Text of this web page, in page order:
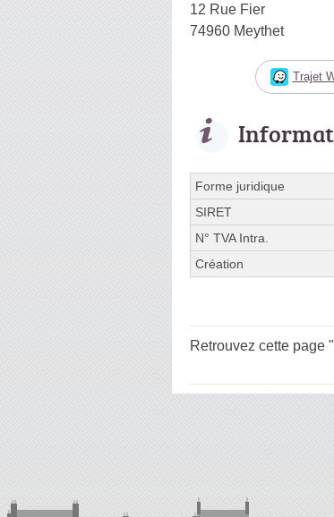
12 Rue Fier
74960 Meythet
Trajet
Forme juridique
SIRET
N° TVA Intra.
Création
Retrouvez cette page